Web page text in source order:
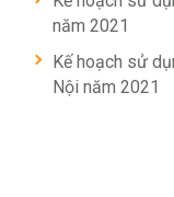
năm 2021
Kế hoạch sử
Nội năm 2021